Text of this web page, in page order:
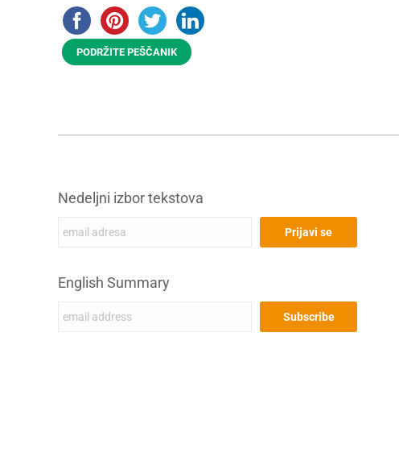
PODRŽITE PEŠČANIK
Nedeljni izbor tekstova
English Summary